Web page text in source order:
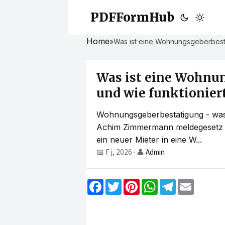
PDFFormHub
Home»Was ist eine
Was ist eine
und wie funktioniert
Wohnungsgeberbestätigung -
Achim Zimmermann
ein neuer Mieter in eine W...
📅 F j, 2026 · 👤 Admin
F
a
T
w
P
W
h
T
e